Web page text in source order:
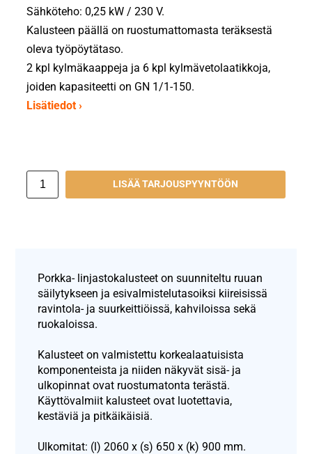
Sähköteho: 0,25 kW / 230 V.
Kalusteen päällä on ruostumattomasta teräksestä
oleva työpöytätaso.
2 kpl kylmäkaappeja ja 6 kpl kylmävetolaatikkoja,
joiden kapasiteetti on GN 1/1-150.
Lisätiedot ›
LISÄÄ TARJOUSPYYNTÖÖN
Porkka- linjastokalusteet on suunniteltu ruuan
säilytykseen ja esivalmistelutasoiksi kiireisissä
ravintola- ja suurkeittiöissä, kahviloissa sekä
ruokaloissa.
Kalusteet on valmistettu korkealaatuisista
komponenteista ja niiden näkyvät sisä- ja
ulkopinnat ovat ruostumatonta terästä.
Käyttövalmiit kalusteet ovat luotettavia,
kestäviä ja pitkäikäisiä.
Ulkomitat: (l) 2060 x (s) 650 x (k) 900 mm.